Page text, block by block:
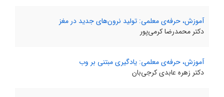
آموزش، حرفه‌ی معلمی: تولید نرون‌های جدید در مغز
دکتر محمدرضا کرمی‌پور
آموزش، حرفه‌ی معلمی: یادگیری مبتنی بر وب
دکتر زهره عابدی کرجی‌بان